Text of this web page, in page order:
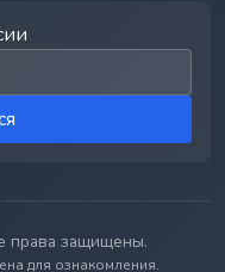
права защищены.
для ознакомления.